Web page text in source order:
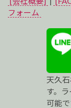
ス
ト
ロ
フォーム
天久
す。
可能で